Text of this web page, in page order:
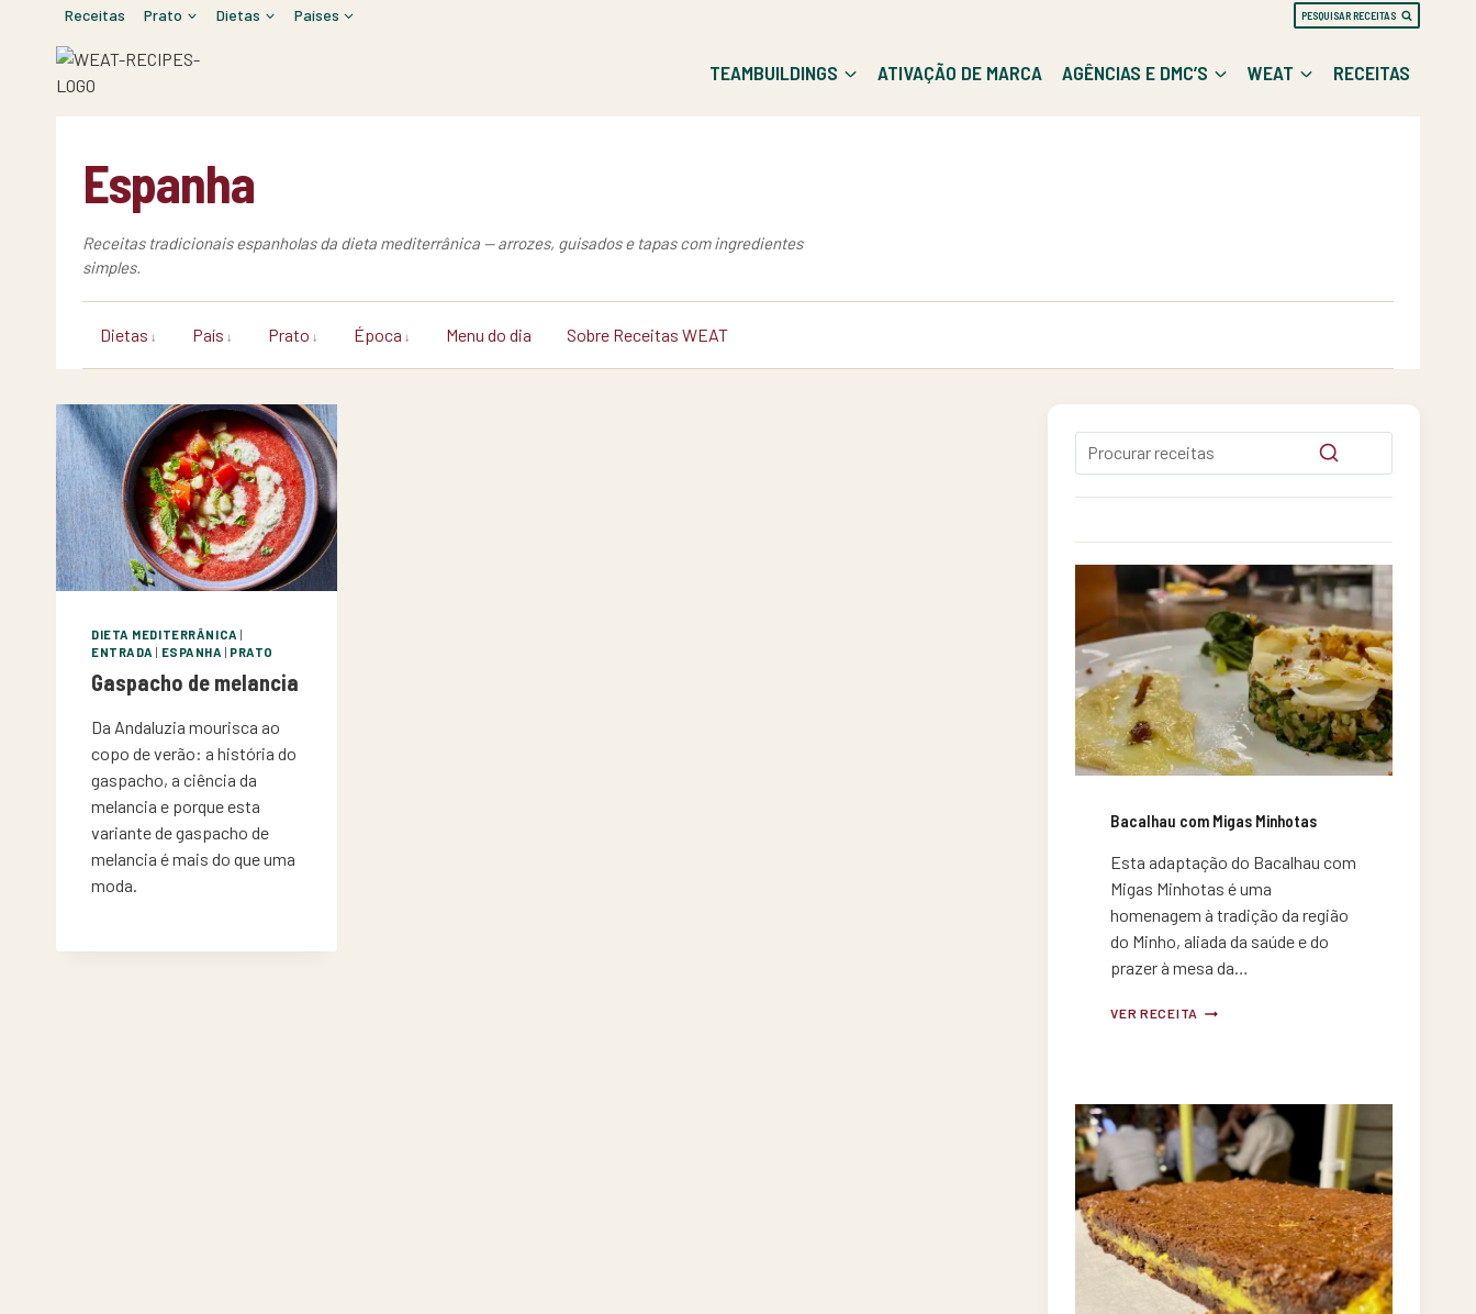
content
Receitas Prato Dietas Países PESQUISAR RECEITAS
TEAMBUILDINGS ATIVAÇÃO DE MARCA AGÊNCIAS E DMC’S WEAT RECEITAS
Espanha
Receitas tradicionais espanholas da dieta mediterrânica — arrozes, guisados e tapas com ingredientes
simples.
Dietas País Prato Época Menu do dia Sobre Receitas WEAT
DIETA MEDITERRÂNICA
ENTRADA
ESPANHA PRATO
Gaspacho de melancia
Da Andaluzia mourisca ao
copo de verão: a história do
gaspacho, a ciência da
melancia e porque esta
variante de gaspacho de
melancia é mais do que uma
moda.
Bacalhau com Migas Minhotas
Esta adaptação do Bacalhau com
Migas Minhotas é uma
homenagem à tradição da região
do Minho, aliada da saúde e do
prazer à mesa da…
VER RECEITA BACALHAU